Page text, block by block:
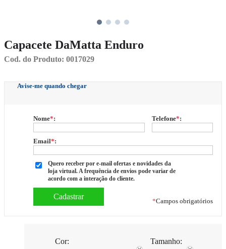
Capacete DaMatta Enduro
Cod. do Produto: 0017029
Avise-me quando chegar
Nome*: Telefone*:
Email*:
Quero receber por e-mail ofertas e novidades da
loja virtual. A frequência de envios pode variar de
acordo com a interação do cliente.
*Campos obrigatórios
Cor: Tamanho: